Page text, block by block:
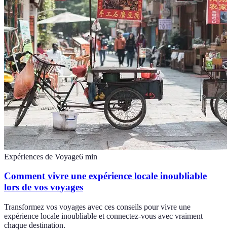
Expériences de Voyage6 min
Comment vivre une expérience locale inoubliable
lors de vos voyages
Transformez vos voyages avec ces conseils pour vivre une
expérience locale inoubliable et connectez-vous avec vraiment
chaque destination.